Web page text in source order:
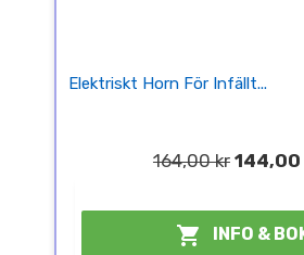
Elektriskt Horn För Infällt...
164,00 kr
 INFO &